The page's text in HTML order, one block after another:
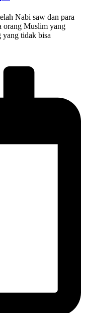
Nabi saw dan para
orang Muslim yang
yang tidak bisa